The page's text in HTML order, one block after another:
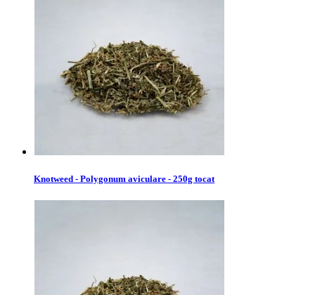
Knotweed - Polygonum aviculare - 250g tocat